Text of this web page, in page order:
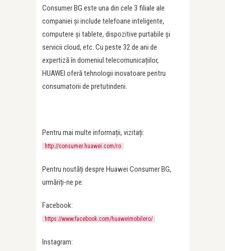
Consumer BG este una din cele 3 filiale ale
companiei și include telefoane inteligente,
computere și tablete, dispozitive purtabile și
servicii cloud, etc. Cu peste 32 de ani de
expertiză în domeniul telecomunicațiilor,
HUAWEI oferă tehnologii inovatoare pentru
consumatorii de pretutindeni.
Pentru mai multe informații, vizitați:
http://consumer.huawei.com/ro
Pentru noutăți despre Huawei Consumer BG,
urmăriți-ne pe:
Facebook:
https://www.facebook.com/huaweimobilero/
Instagram: